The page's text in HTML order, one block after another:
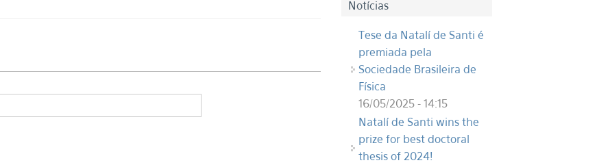
Notícias
Tese da Natalí de Santi é
premiada pela
Sociedade Brasileira de
Física
16/05/2025 - 14:15
Natalí de Santi wins the
prize for best doctoral
thesis of 2024!